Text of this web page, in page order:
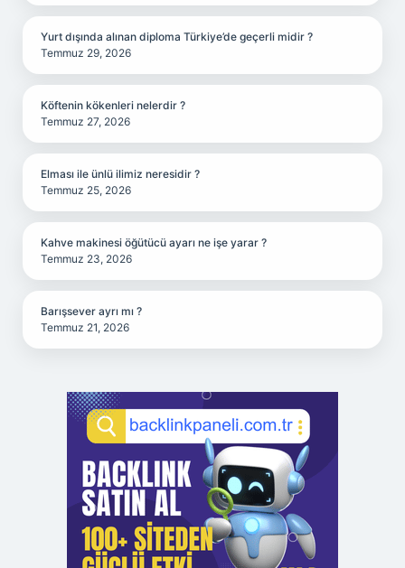
Yurt dışında alınan diploma Türkiye’de geçerli midir ?
Temmuz 29, 2026
Köftenin kökenleri nelerdir ?
Temmuz 27, 2026
Elması ile ünlü ilimiz neresidir ?
Temmuz 25, 2026
Kahve makinesi öğütücü ayarı ne işe yarar ?
Temmuz 23, 2026
Barışsever ayrı mı ?
Temmuz 21, 2026